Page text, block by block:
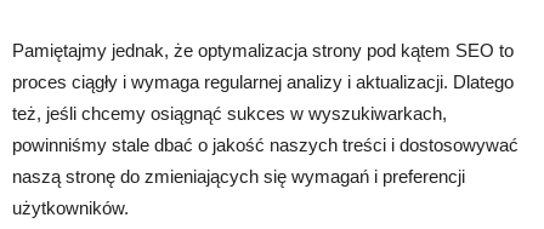
Pamiętajmy jednak, że optymalizacja strony pod kątem SEO to
proces ciągły i wymaga regularnej analizy i aktualizacji. Dlatego
też, jeśli chcemy osiągnąć sukces w wyszukiwarkach,
powinniśmy stale dbać o jakość naszych treści i dostosowywać
naszą stronę do zmieniających się wymagań i preferencji
użytkowników.